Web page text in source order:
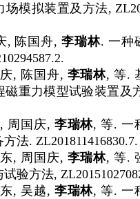
场模拟装置及方法,
, 陈国舟,李瑞林. 一种
, 陈国舟, 李瑞林,等.
磁重力模型试验装置及
, 周国庆, 李瑞林,等. 一
方法. ZL201811416830.7.
, 周国庆, 李瑞林,等.
试验方法,
, 吴越, 李瑞林,等. 一